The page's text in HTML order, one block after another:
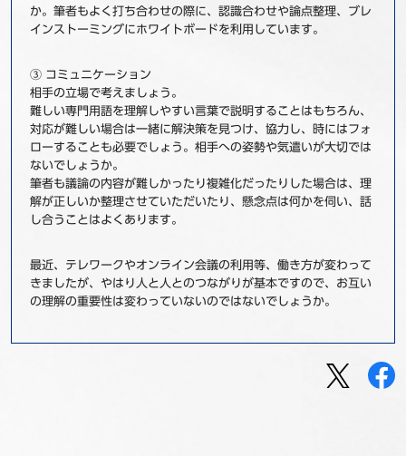
か。筆者もよく打ち合わせの際に、認識合わせや論点整理、ブレ
インストーミングにホワイトボードを利用しています。
③ コミュニケーション
相手の立場で考えましょう。
難しい専門用語を理解しやすい言葉で説明することはもちろん、
対応が難しい場合は一緒に解決策を見つけ、協力し、時にはフォ
ローすることも必要でしょう。相手への姿勢や気遣いが大切では
ないでしょうか。
筆者も議論の内容が難しかったり複雑化だったりした場合は、理
解が正しいか整理させていただいたり、懸念点は何かを伺い、話
し合うことはよくあります。
最近、テレワークやオンライン会議の利用等、働き方が変わって
きましたが、やはり人と人とのつながりが基本ですので、お互い
の理解の重要性は変わっていないのではないでしょうか。